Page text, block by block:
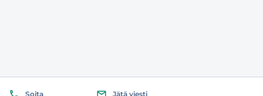
Soita
Jätä viesti